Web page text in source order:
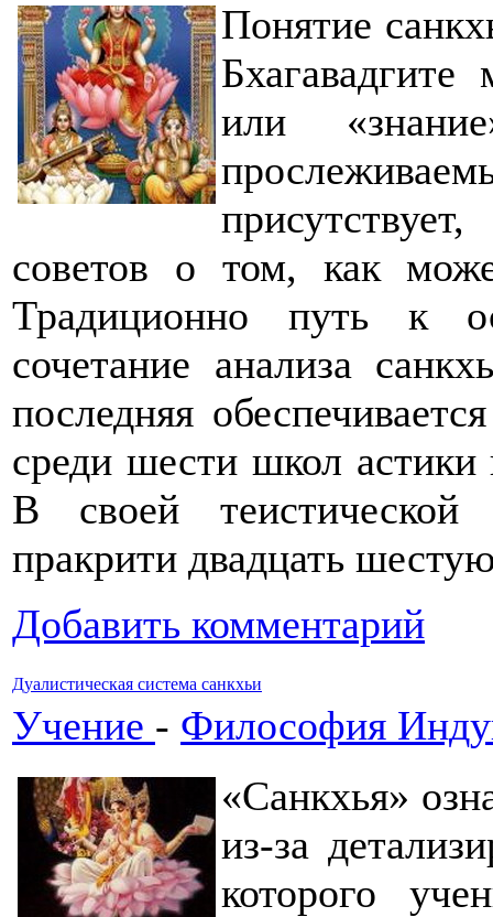
Понятие
или
советов о том, как
Традиционно путь к
сочетание анализа
последняя
среди шести школ астики
В своей
пракрити двадцать
Добавить комментарий
Дуалистическая система санкхьи
Учение - Философия
«Санкхья»
из-за
которого